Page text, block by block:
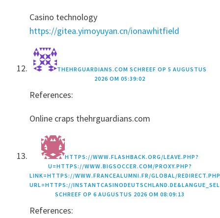
Casino technology
https://gitea.yimoyuyan.cn/ionawhitfield
THEHRGUARDIANS.COM SCHREEF OP 5 AUGUSTUS
2026 OM 05:39:02
References:
Online craps thehrguardians.com
HTTPS://WWW.FLASHBACK.ORG/LEAVE.PHP?
U=HTTPS://WWW.BIGSOCCER.COM/PROXY.PHP?
LINK=HTTPS://WWW.FRANCEALUMNI.FR/GLOBAL/
URL=HTTPS://
SCHREEF OP 6 AUGUSTUS 2026 OM 08:09:13
References: